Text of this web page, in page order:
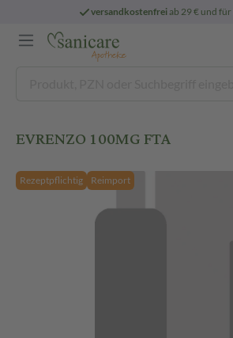
versandkostenfreiab 29 € und für
EVRENZO 100MG FTA
Rezeptpflichtig Reimport